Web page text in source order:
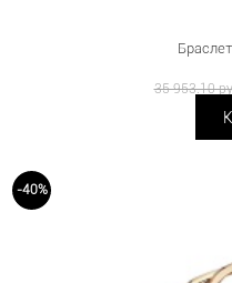
35 953.10
-40%